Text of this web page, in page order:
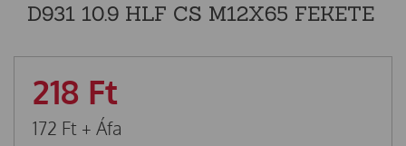
D931 10.9 HLF CS M12X65 FEKETE
218 Ft
172 Ft + Áfa